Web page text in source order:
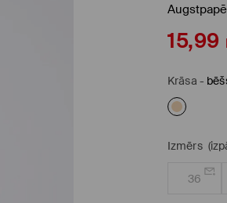
15,99
Krāsa -
Izmērs
36